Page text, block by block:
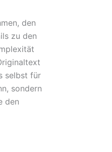
den
zu den
selbst für
sondern
den